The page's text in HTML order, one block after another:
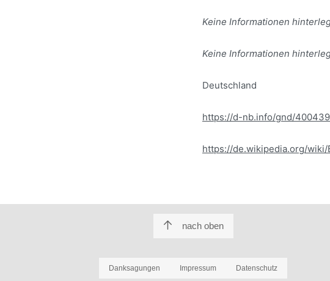
Keine Informationen
Keine Informationen
Deutschland
https://d-nb.info/gnd/
https://de.wikipedia.org/wiki/
nach oben
Danksagungen Impressum Datenschutz